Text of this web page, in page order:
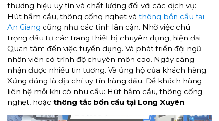
thương hiệu uy tín và chất lượng đối với các dịch vụ:
Hút hầm cầu, thông cống nghẹt và thông bồn cầu tại
An Giang cũng như các tỉnh lân cận. Nhờ việc chú
trọng đầu tư các trang thiết bị chuyên dụng, hiện đại.
Quan tâm đến việc tuyển dụng. Và phát triển đội ngũ
nhân viên có trình độ chuyên môn cao. Ngày càng
nhận được nhiều tin tưởng. Và ủng hộ của khách hàng.
Xứng đáng là địa chỉ uy tín hàng đầu. Để khách hàng
liên hệ mỗi khi có nhu cầu: Hút hầm cầu, thông cống
nghẹt, hoặc thông tắc bồn cầu tại Long Xuyên.